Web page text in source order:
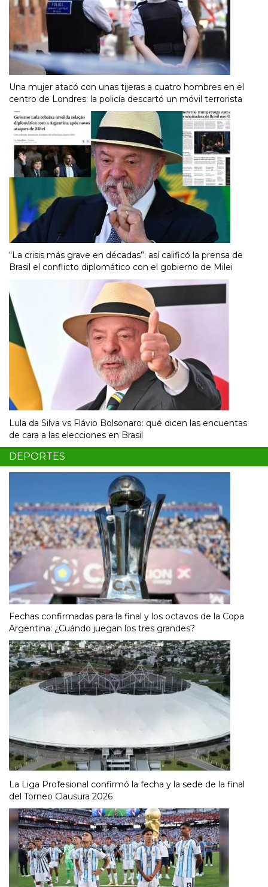
Una mujer atacó con unas tijeras a cuatro hombres en el
centro de Londres: la policía descartó un móvil terrorista
“La crisis más grave en décadas”: así calificó la prensa de
Brasil el conflicto diplomático con el gobierno de Milei
Lula da Silva vs Flávio Bolsonaro: qué dicen las encuentas
de cara a las elecciones en Brasil
DEPORTES
Fechas confirmadas para la final y los octavos de la Copa
Argentina: ¿Cuándo juegan los tres grandes?
La Liga Profesional confirmó la fecha y la sede de la final
del Torneo Clausura 2026